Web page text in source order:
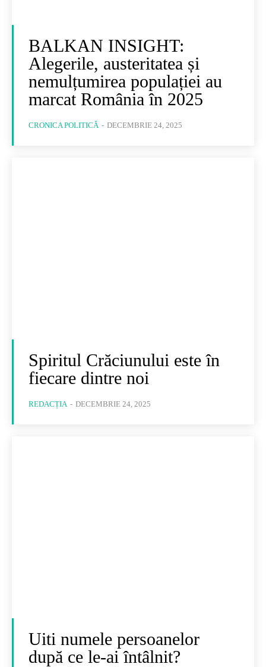
BALKAN INSIGHT:
Alegerile, austeritatea și
nemulțumirea populației au
marcat România în 2025
CRONICA POLITICĂ - DECEMBRIE 24, 2025
Spiritul Crăciunului este în
fiecare dintre noi
REDACȚIA - DECEMBRIE 24, 2025
Uiti numele persoanelor
după ce le-ai întâlnit?